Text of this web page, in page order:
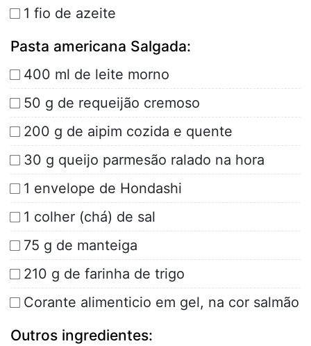
1 fio de azeite
Pasta americana Salgada:
400 ml de leite morno
50 g de requeijão cremoso
200 g de aipim cozida e quente
30 g queijo parmesão ralado na hora
1 envelope de Hondashi
1 colher (chá) de sal
75 g de manteiga
210 g de farinha de trigo
Corante alimenticio em gel, na cor salmão
Outros ingredientes: